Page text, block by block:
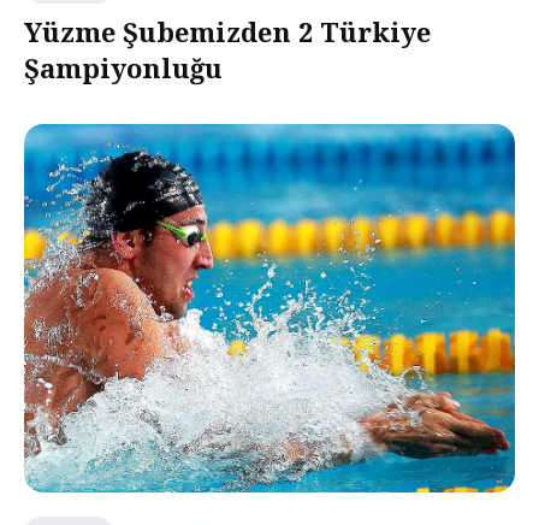
Yüzme Şubemizden 2 Türkiye
Şampiyonluğu